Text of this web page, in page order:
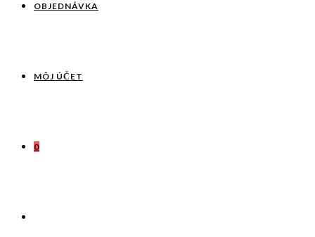
OBJEDNÁVKA
MÔJ ÚČET
0